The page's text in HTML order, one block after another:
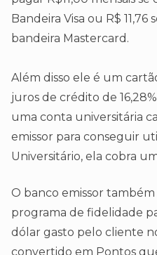
Bandeira Visa ou R$
bandeira Mastercard.
Além disso ele é um
juros de crédito de
uma conta universitária
emissor para conseguir
Universitário, ela cobra
O banco emissor
programa de fidelidade
dólar gasto pelo cliente
convertido em Pontos